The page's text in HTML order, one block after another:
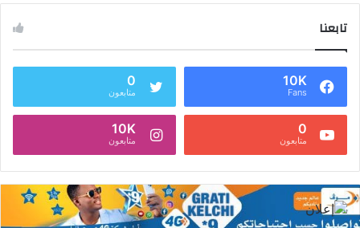
تابعنا
10K
Fans
0
متابعون
0
متابعون
10K
متابعون